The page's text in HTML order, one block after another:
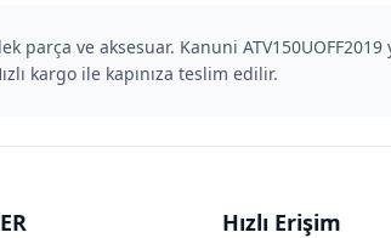
parça ve aksesuar. Kanuni
kargo ile kapınıza teslim edilir.
Hızlı Erişim